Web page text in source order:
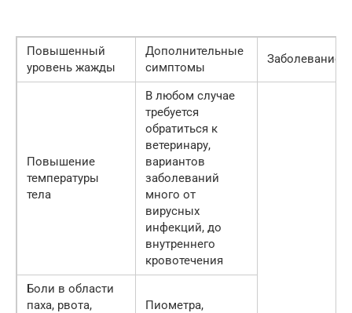
Повышенный
уровень жажды
Дополнительные
симптомы
Заболевание
Повышение
температуры
тела
В любом случае
требуется
обратиться к
ветеринару,
вариантов
заболеваний
много от
вирусных
инфекций, до
внутреннего
кровотечения
Боли в области
паха, рвота,
Пиометра,